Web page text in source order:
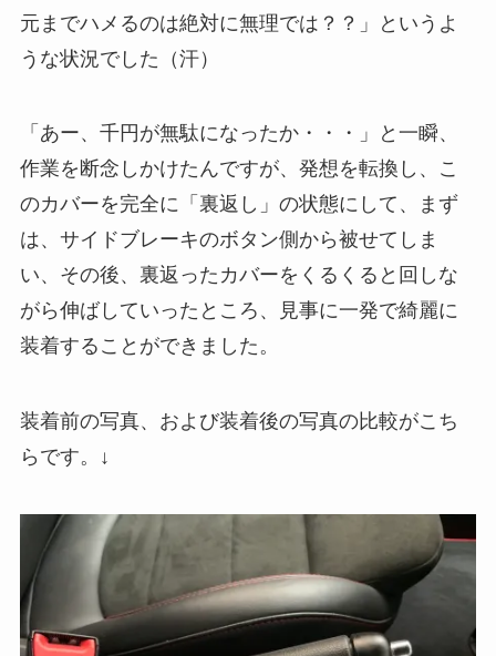
元までハメるのは絶対に無理では？？」というよ
うな状況でした（汗）
「あー、千円が無駄になったか・・・」と一瞬、
作業を断念しかけたんですが、発想を転換し、こ
のカバーを完全に「裏返し」の状態にして、まず
は、サイドブレーキのボタン側から被せてしま
い、その後、裏返ったカバーをくるくると回しな
がら伸ばしていったところ、見事に一発で綺麗に
装着することができました。
装着前の写真、および装着後の写真の比較がこち
らです。↓